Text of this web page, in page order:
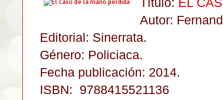
Autor:
Editorial: Sinerrata.
Género: Policiaca.
Fecha publicación: 2014.
ISBN: 9788415521136